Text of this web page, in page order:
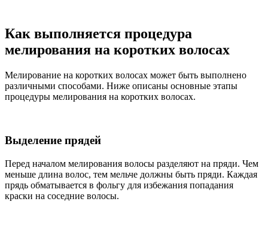
Как выполняется процедура
мелирования на коротких волосах
Мелирование на коротких волосах может быть выполнено
различными способами. Ниже описаны основные этапы
процедуры мелирования на коротких волосах.
Выделение прядей
Перед началом мелирования волосы разделяют на пряди. Чем
меньше длина волос, тем мельче должны быть пряди. Каждая
прядь обматывается в фольгу для избежания попадания
краски на соседние волосы.